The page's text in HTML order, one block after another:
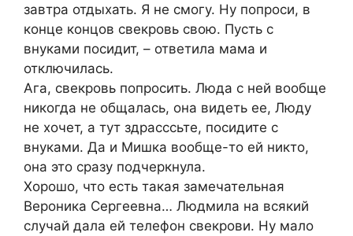
завтра отдыхать. Я не смогу. Ну попроси, в
конце концов свекровь свою. Пусть с
внуками посидит, – ответила мама и
отключилась.
Ага, свекровь попросить. Люда с ней вообще
никогда не общалась, она видеть ее, Люду
не хочет, а тут здрасссьте, посидите с
внуками. Да и Мишка вообще-то ей никто,
она это сразу подчеркнула.
Хорошо, что есть такая замечательная
Вероника Сергеевна… Людмила на всякий
случай дала ей телефон свекрови. Ну мало